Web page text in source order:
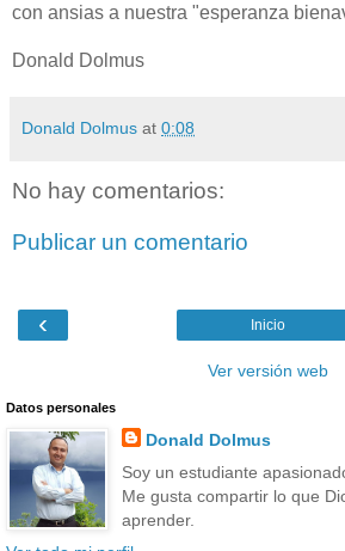
con ansias a nuestra "esperanza
Donald Dolmus
Donald Dolmus at 0:08
No hay comentarios:
Publicar un comentario
‹ Inicio
Ver versión web
Datos personales
Donald Dolmus
Soy un estudiante
Me gusta compartir lo que
aprender.